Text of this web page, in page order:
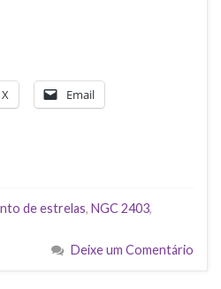
X Email
de estrelas, NGC 2403,
Deixe um Comentário